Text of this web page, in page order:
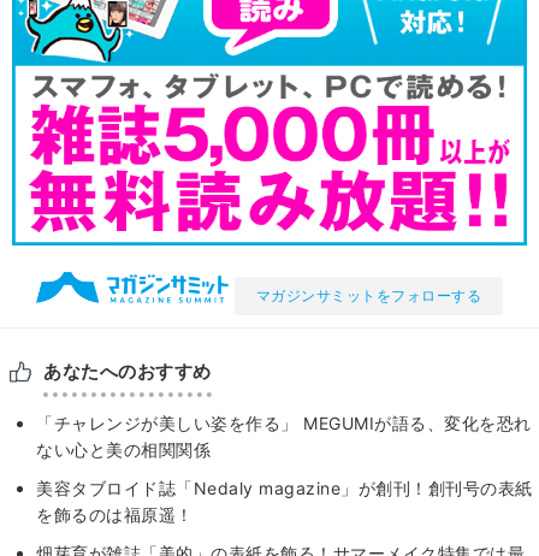
マガジンサミットをフォローする
あなたへのおすすめ
「チャレンジが美しい姿を作る」 MEGUMIが語る、変化を恐れ
ない心と美の相関関係
美容タブロイド誌「Nedaly magazine」が創刊！創刊号の表紙
を飾るのは福原遥！